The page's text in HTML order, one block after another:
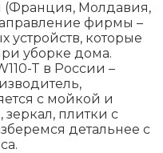
(Франция, Молдавия,
фирмы –
устройств, которые
уборке дома.
T в России –
с мойкой и
плитки с
детальнее с